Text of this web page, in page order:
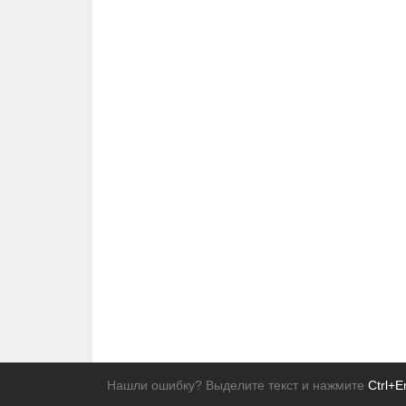
Нашли ошибку? Выделите текст и нажмите